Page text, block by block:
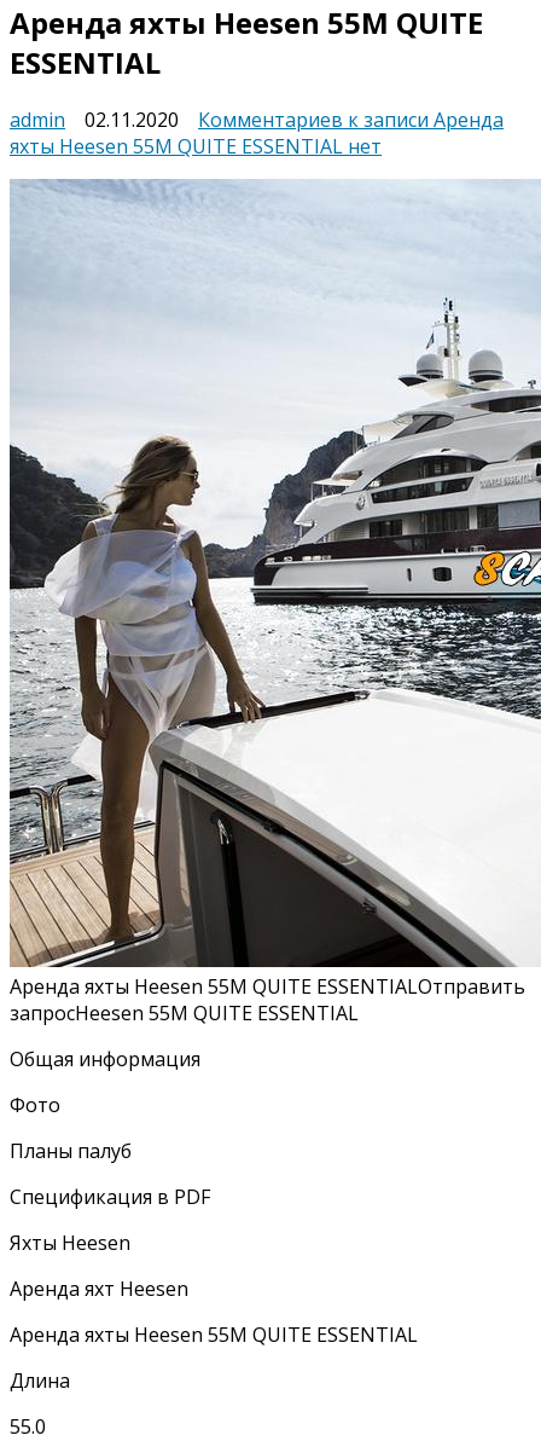
Аренда яхты Heesen 55M QUITE
ESSENTIAL
admin 02.11.2020 Комментариев к записи Аренда
яхты Heesen 55M QUITE ESSENTIAL нет
Аренда яхты Heesen 55M QUITE ESSENTIALОтправить
запросHeesen 55M QUITE ESSENTIAL
Общая информация
Фото
Планы палуб
Спецификация в PDF
Яхты Heesen
Аренда яхт Heesen
Аренда яхты Heesen 55M QUITE ESSENTIAL
Длина
55.0